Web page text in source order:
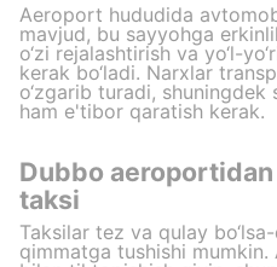
Aeroport hududida
mavjud, bu sayyohga
o‘zi rejalashtirish va yo‘l-
kerak bo‘ladi. Narxlar
o‘zgarib turadi, shuningdek
ham e'tibor qaratish kerak.
Dubbo
taksi
Taksilar tez va qulay
qimmatga tushishi